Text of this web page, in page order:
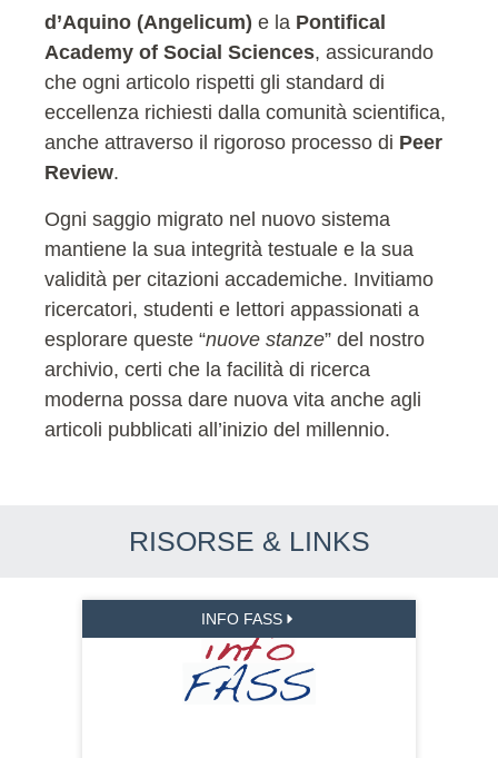
d’Aquino (Angelicum) e la Pontifical
Academy of Social Sciences, assicurando
che ogni articolo rispetti gli standard di
eccellenza richiesti dalla comunità scientifica,
anche attraverso il rigoroso processo di Peer
Review.
Ogni saggio migrato nel nuovo sistema
mantiene la sua integrità testuale e la sua
validità per citazioni accademiche. Invitiamo
ricercatori, studenti e lettori appassionati a
esplorare queste “nuove stanze” del nostro
archivio, certi che la facilità di ricerca
moderna possa dare nuova vita anche agli
articoli pubblicati all’inizio del millennio.
RISORSE & LINKS
INFO FASS